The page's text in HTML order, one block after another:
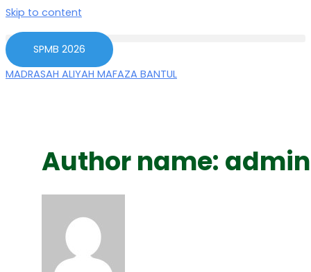
Skip to content
SPMB 2026
MADRASAH ALIYAH MAFAZA BANTUL
Author name: admin